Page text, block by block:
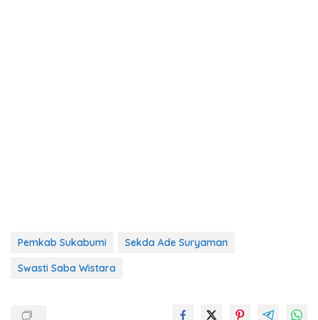
Pemkab Sukabumi
Sekda Ade Suryaman
Swasti Saba Wistara